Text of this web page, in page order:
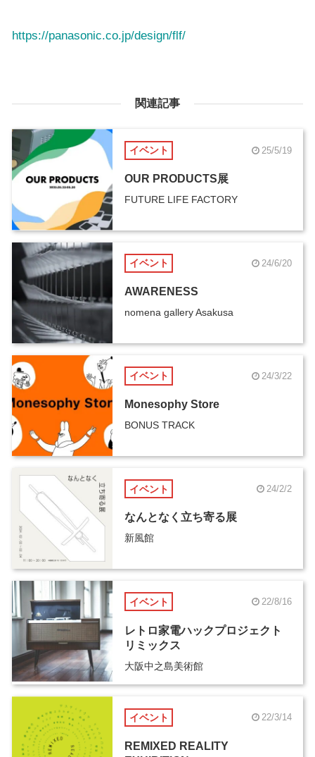
https://panasonic.co.jp/design/flf/
関連記事
イベント 25/5/19
OUR PRODUCTS展
FUTURE LIFE FACTORY
イベント 24/6/20
AWARENESS
nomena gallery Asakusa
イベント 24/3/22
Monesophy Store
BONUS TRACK
イベント 24/2/2
なんとなく立ち寄る展
新風館
イベント 22/8/16
レトロ家電ハックプロジェクト
リミックス
大阪中之島美術館
イベント 22/3/14
REMIXED REALITY